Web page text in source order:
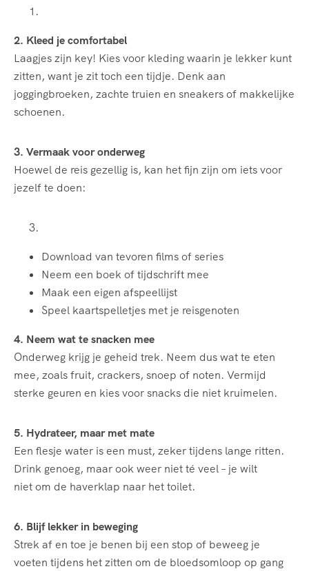
2. Kleed je comfortabel
Laagjes zijn key! Kies voor kleding waarin je lekker kunt
zitten, want je zit toch een tijdje. Denk aan
joggingbroeken, zachte truien en sneakers of makkelijke
schoenen.
3. Vermaak voor onderweg
Hoewel de reis gezellig is, kan het fijn zijn om iets voor
jezelf te doen:
Download van tevoren films of series
Neem een boek of tijdschrift mee
Maak een eigen afspeellijst
Speel kaartspelletjes met je reisgenoten
4. Neem wat te snacken mee
Onderweg krijg je geheid trek. Neem dus wat te eten
mee, zoals fruit, crackers, snoep of noten. Vermijd
sterke geuren en kies voor snacks die niet kruimelen.
5. Hydrateer, maar met mate
Een flesje water is een must, zeker tijdens lange ritten.
Drink genoeg, maar ook weer niet té veel – je wilt
niet om de haverklap naar het toilet.
6. Blijf lekker in beweging
Strek af en toe je benen bij een stop of beweeg je
voeten tijdens het zitten om de bloedsomloop op gang